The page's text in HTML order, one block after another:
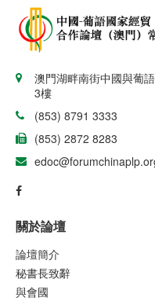
澳門湖畔南街中國與葡
3樓
(853) 8791 3333
(853) 2872 8283
關於論壇
論壇簡介
秘書長致辭
與會國